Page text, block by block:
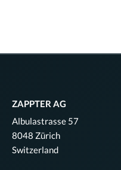
ZAPPTER AG
Albulastrasse 57
8048 Zürich
Switzerland